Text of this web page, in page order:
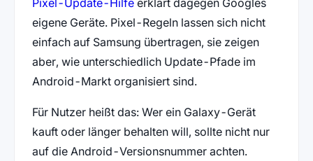
Pixel-Update-Hilfeerklärt dagegen Googles
eigene Geräte. Pixel-Regeln lassen sich nicht
einfach auf Samsung übertragen, sie zeigen
aber, wie unterschiedlich Update-Pfade im
Android-Markt organisiert sind.
Für Nutzer heißt das: Wer ein Galaxy-Gerät
kauft oder länger behalten will, sollte nicht nur
auf die Android-Versionsnummer achten.